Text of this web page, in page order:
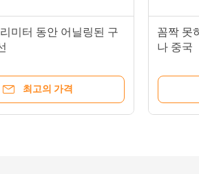
미터 동안 어닐링된 구
최고의 가격
꼼짝 못
나 중국